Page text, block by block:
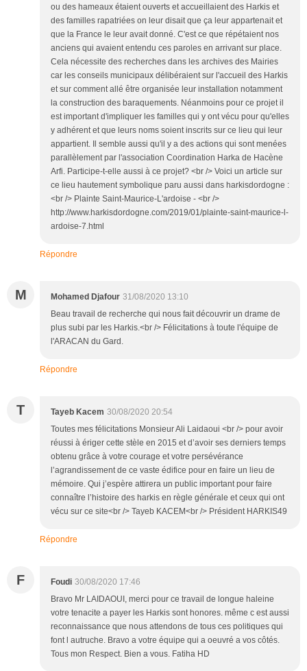
ou des hameaux étaient ouverts et accueillaient des Harkis et
des familles rapatriées on leur disait que ça leur appartenait et
que la France le leur avait donné. C'est ce que répétaient nos
anciens qui avaient entendu ces paroles en arrivant sur place.
Cela nécessite des recherches dans les archives des Mairies
car les conseils municipaux délibéraient sur l'accueil des Harkis
et sur comment allé être organisée leur installation notamment
la construction des baraquements. Néanmoins pour ce projet il
est important d'impliquer les familles qui y ont vécu pour qu'elles
y adhérent et que leurs noms soient inscrits sur ce lieu qui leur
appartient. Il semble aussi qu'il y a des actions qui sont menées
parallèlement par l'association Coordination Harka de Hacène
Arfi. Participe-t-elle aussi à ce projet? <br /> Voici un article sur
ce lieu hautement symbolique paru aussi dans harkisdordogne :
<br /> Plainte Saint-Maurice-L'ardoise - <br />
http://www.harkisdordogne.com/2019/01/plainte-saint-maurice-l-
ardoise-7.html
Répondre
M Mohamed Djafour 31/08/2020 13:10
Beau travail de recherche qui nous fait découvrir un drame de
plus subi par les Harkis.<br /> Félicitations à toute l'équipe de
l'ARACAN du Gard.
Répondre
T Tayeb Kacem 30/08/2020 20:54
Toutes mes félicitations Monsieur Ali Laidaoui <br /> pour avoir
réussi à ériger cette stèle en 2015 et d’avoir ses derniers temps
obtenu grâce à votre courage et votre persévérance
l’agrandissement de ce vaste édifice pour en faire un lieu de
mémoire. Qui j’espère attirera un public important pour faire
connaître l’histoire des harkis en règle générale et ceux qui ont
vécu sur ce site<br /> Tayeb KACEM<br /> Président HARKIS49
Répondre
F Foudi 30/08/2020 17:46
Bravo Mr LAIDAOUI, merci pour ce travail de longue haleine
votre tenacite a payer les Harkis sont honores. même c est aussi
reconnaissance que nous attendons de tous ces politiques qui
font l autruche. Bravo a votre équipe qui a oeuvré a vos côtés.
Tous mon Respect. Bien a vous. Fatiha HD